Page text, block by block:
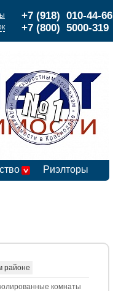
+7 (918) 010-44-66
+7 (800) 5000-319
Риэлторы
районе
комнаты